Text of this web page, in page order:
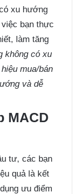
xu hướng
bạn thực
làm tăng
không có xu
mua/bán
và dễ
MACD
tư, các bạn
quả là kết
ưu điểm